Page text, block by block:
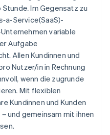
Im Gegensatz zu
a-Service(SaaS)-
variable
Aufgabe
Allen Kundinnen und
Nutzer/in in Rechnung
wenn die zugrunde
Mit flexiblen
Kundinnen und Kunden
und gemeinsam mit ihnen